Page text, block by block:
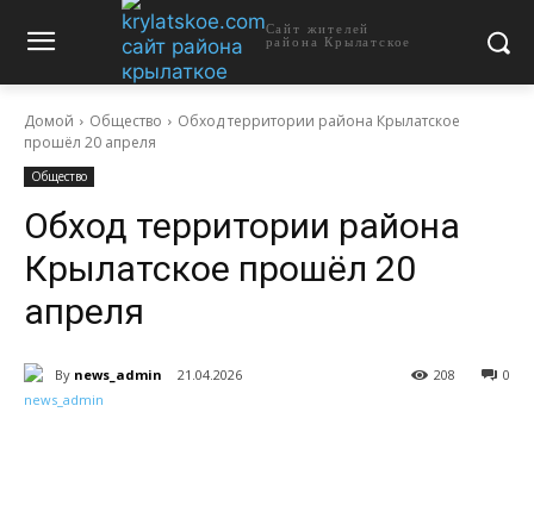
Сайт жителей
района Крылатское
Домой Общество
Обход территории района Крылатское
прошёл 20 апреля
Общество
Обход территории района
Крылатское прошёл 20
апреля
By news_admin 21.04.2026 0
208